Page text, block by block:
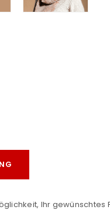
Adresse*
Ihr